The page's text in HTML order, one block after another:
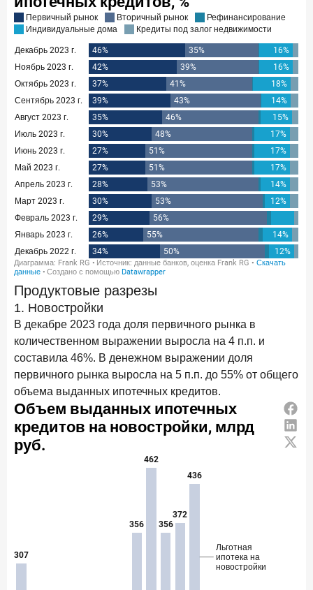
24 декабря 2025 года
Страховщики, УК, брокер-маркетплейсы: как новые
игроки меняют рынок инвестиций
19 декабря 2025 года ИССЛЕДОВАНИЕ
В эпоху дуополии маркетплейсов селлеры ищут
новые финансовые решения
18 декабря 2025 года
Ипотека 2025–2026: стресс‑тест высокими ставками и
прогнозы на восстановление
8 декабря 2025 года ИССЛЕДОВАНИЕ
По итогам ноября 2025 года объем выдач кредитов
составил 1 027 млрд руб.
5 декабря 2025 года
Эмоции, эксклюзив и вовлечение: новая формула
банковской лояльности
3 декабря 2025 года
Почему опытные инвесторы в России чувствуют себя
начинающими?
25 ноября 2025 года ИССЛЕДОВАНИЕ
Клиент стал партнером: как трансформируется рынок
инвестиций
24 ноября 2025 года ИССЛЕДОВАНИЕ
Ипотека. Итоги октября 2025 года
Рассылка Frank RG
Продуктовые разрезы
1. Новостройки
В декабре 2023 года доля первичного рынка в
количественном выражении выросла на 4 п.п. и
составила 46%. В денежном выражении доля
первичного рынка выросла на 5 п.п. до 55% от общего
объема выданных ипотечных кредитов.